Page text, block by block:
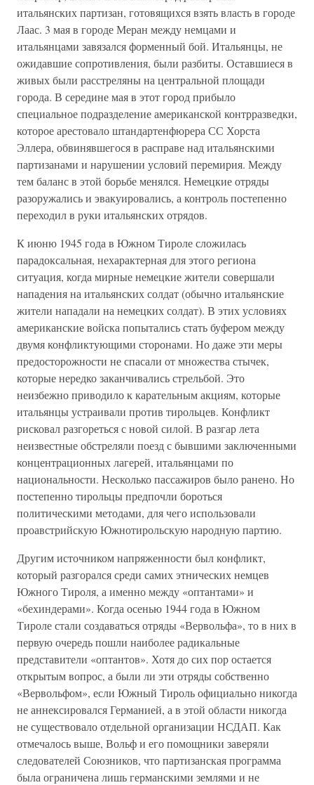
итальянских партизан, готовящихся взять власть в городе
Лаас. 3 мая в городе Меран между немцами и
итальянцами завязался форменный бой. Итальянцы, не
ожидавшие сопротивления, были разбиты. Оставшиеся в
живых были расстреляны на центральной площади
города. В середине мая в этот город прибыло
специальное подразделение американской контрразведки,
которое арестовало штандартенфюрера СС Хорста
Эллера, обвинявшегося в расправе над итальянскими
партизанами и нарушении условий перемирия. Между
тем баланс в этой борьбе менялся. Немецкие отряды
разоружались и эвакуировались, а контроль постепенно
переходил в руки итальянских отрядов.
К июню 1945 года в Южном Тироле сложилась
парадоксальная, нехарактерная для этого региона
ситуация, когда мирные немецкие жители совершали
нападения на итальянских солдат (обычно итальянские
жители нападали на немецких солдат). В этих условиях
американские войска попытались стать буфером между
двумя конфликтующими сторонами. Но даже эти меры
предосторожности не спасали от множества стычек,
которые нередко заканчивались стрельбой. Это
неизбежно приводило к карательным акциям, которые
итальянцы устраивали против тирольцев. Конфликт
рисковал разгореться с новой силой. В разгар лета
неизвестные обстреляли поезд с бывшими заключенными
концентрационных лагерей, итальянцами по
национальности. Несколько пассажиров было ранено. Но
постепенно тирольцы предпочли бороться
политическими методами, для чего использовали
проавстрийскую Южнотирольскую народную партию.
Другим источником напряженности был конфликт,
который разгорался среди самих этнических немцев
Южного Тироля, а именно между «оптантами» и
«бехиндерами». Когда осенью 1944 года в Южном
Тироле стали создаваться отряды «Вервольфа», то в них в
первую очередь пошли наиболее радикальные
представители «оптантов». Хотя до сих пор остается
открытым вопрос, а были ли эти отряды собственно
«Вервольфом», если Южный Тироль официально никогда
не аннексировался Германией, а в этой области никогда
не существовало отдельной организации НСДАП. Как
отмечалось выше, Вольф и его помощники заверяли
следователей Союзников, что партизанская программа
была ограничена лишь германскими землями и не